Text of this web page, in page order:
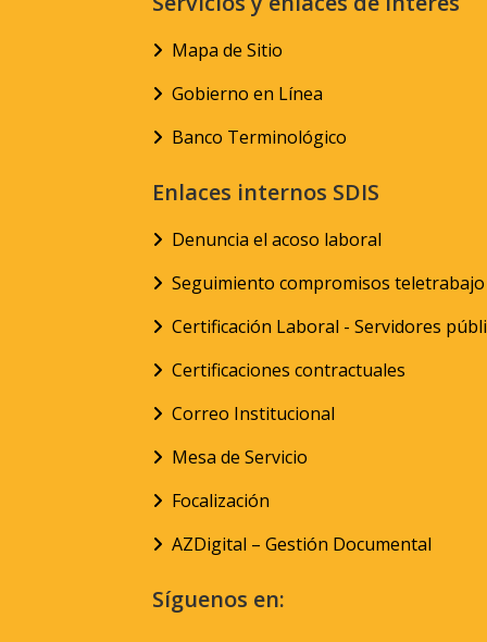
Mapa de Sitio
Gobierno en Línea
Banco Terminológico
Enlaces internos SDIS
Denuncia el acoso laboral
Seguimiento compromisos teletrabajo
Certificación Laboral - Servidores
Certificaciones contractuales
Correo Institucional
Mesa de Servicio
Focalización
AZDigital – Gestión Documental
Síguenos en: